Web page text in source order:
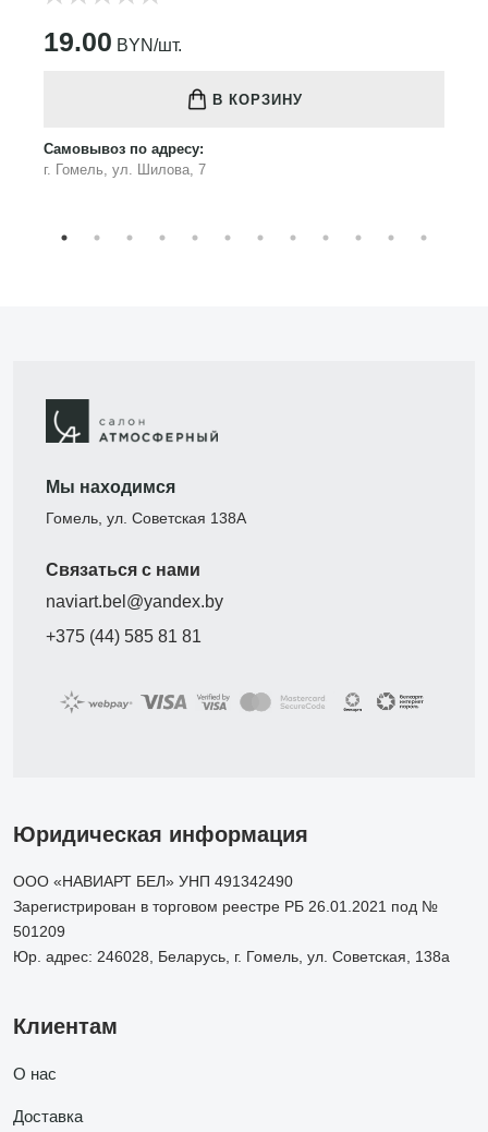
19.00 BYN/шт.
В КОРЗИНУ
Самовывоз по адресу:
г. Гомель, ул. Шилова, 7
Мы находимся
Гомель, ул. Советская 138А
Связаться с нами
naviart.bel@yandex.by
+375 (44) 585 81 81
Юридическая информация
ООО «НАВИАРТ БЕЛ» УНП 491342490
Зарегистрирован в торговом реестре РБ 26.01.2021 под №
501209
Юр. адрес: 246028, Беларусь, г. Гомель, ул. Советская, 138а
Клиентам
О нас
Доставка